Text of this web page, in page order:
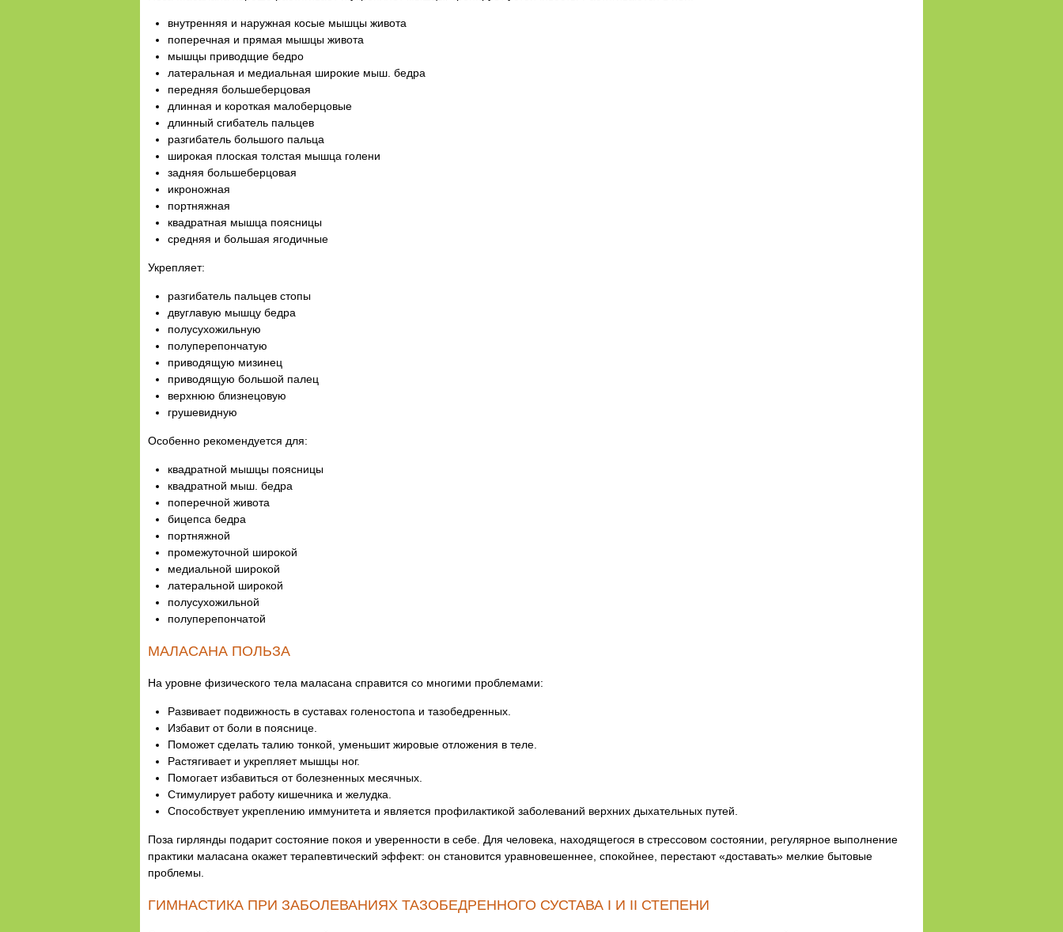
внутренняя и наружная косые мышцы живота
поперечная и прямая мышцы живота
мышцы приводщие бедро
латеральная и медиальная широкие мыш. бедра
передняя большеберцовая
длинная и короткая малоберцовые
длинный сгибатель пальцев
разгибатель большого пальца
широкая плоская толстая мышца голени
задняя большеберцовая
икроножная
портняжная
квадратная мышца поясницы
средняя и большая ягодичные
Укрепляет:
разгибатель пальцев стопы
двуглавую мышцу бедра
полусухожильную
полуперепончатую
приводящую мизинец
приводящую большой палец
верхнюю близнецовую
грушевидную
Особенно рекомендуется для:
квадратной мышцы поясницы
квадратной мыш. бедра
поперечной живота
бицепса бедра
портняжной
промежуточной широкой
медиальной широкой
латеральной широкой
полусухожильной
полуперепончатой
МАЛАСАНА ПОЛЬЗА
На уровне физического тела маласана справится со многими проблемами:
Развивает подвижность в суставах голеностопа и тазобедренных.
Избавит от боли в пояснице.
Поможет сделать талию тонкой, уменьшит жировые отложения в теле.
Растягивает и укрепляет мышцы ног.
Помогает избавиться от болезненных месячных.
Стимулирует работу кишечника и желудка.
Способствует укреплению иммунитета и является профилактикой заболеваний верхних дыхательных путей.
Поза гирлянды подарит состояние покоя и уверенности в себе. Для человека, находящегося в стрессовом состоянии, регулярное выполнение
практики маласана окажет терапевтический эффект: он становится уравновешеннее, спокойнее, перестают «доставать» мелкие бытовые
проблемы.
ГИМНАСТИКА ПРИ ЗАБОЛЕВАНИЯХ ТАЗОБЕДРЕННОГО СУСТАВА I И II СТЕПЕНИ